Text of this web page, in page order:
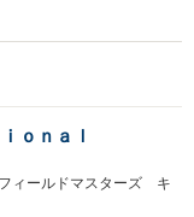
ｏｎａｌ
ィールドマスターズ キ